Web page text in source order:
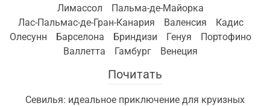
Лимассол
Пальма-де-Майорка
Лас-Пальмас-де-Гран-Канария
Валенсия
Кадис
Олесунн
Барселона Бриндизи Генуя
Портофино
Валлетта
Гамбург Венеция
Почитать
Севилья: идеальное приключение для круизных